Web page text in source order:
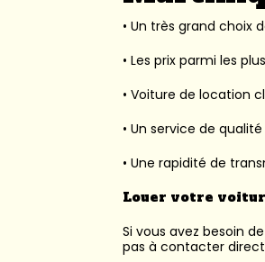
• Un très grand choix
• Les prix parmi les
• Voiture de location
• Un service de qualité
• Une rapidité de
Louer votre
Si vous avez besoin
pas à contacter